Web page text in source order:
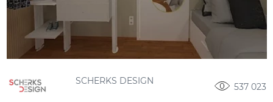
SCHERKS DESIGN
537 023